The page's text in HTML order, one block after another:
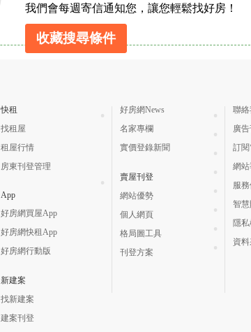
我們會每週寄信通知您，讓您輕鬆找好房！
收藏搜尋條件
快租
找租屋
租屋行情
房東刊登管理
App
好房網買屋App
好房網快租App
好房網行動版
新建案
找新建案
建案刊登
好房網News
名家專欄
實價登錄新聞
賣屋刊登
網站優勢
個人網頁
格局圖工具
刊登方案
聯絡
廣
訂閱
網站
服
智慧
隱
資